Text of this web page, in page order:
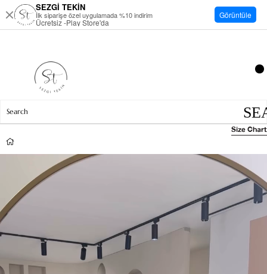
Size Chart
SEZGİ TEKİN
İlk siparişe özel uygulamada %10 indirim
Ücretsiz -Play Store'da
Görüntüle